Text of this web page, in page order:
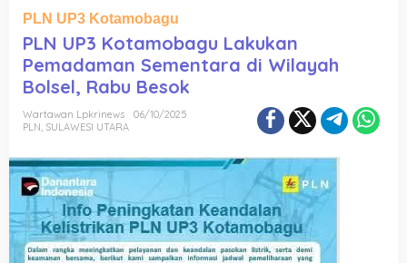
PLN UP3 Kotamobagu
PLN UP3 Kotamobagu Lakukan
Pemadaman Sementara di Wilayah
Bolsel, Rabu Besok
Wartawan Lpkrinews
06/10/2025
PLN, SULAWESI UTARA